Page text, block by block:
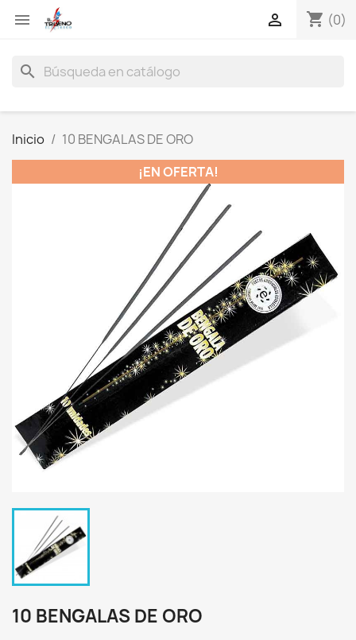
 shopping_cart (0)

search
Inicio
10 BENGALAS DE ORO
¡EN OFERTA!
10 BENGALAS DE ORO